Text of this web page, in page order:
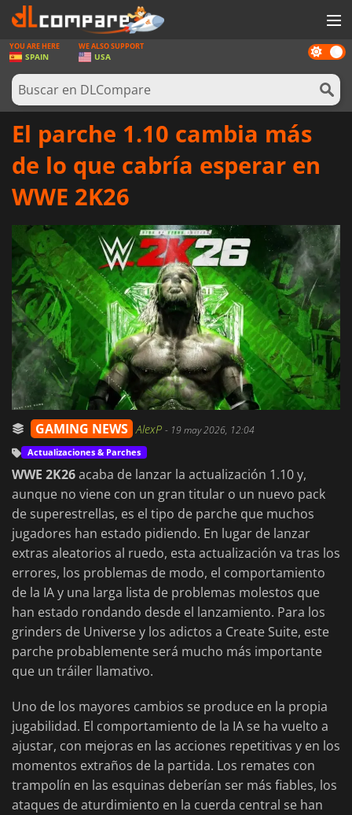
JUEGOS
TARJETAS PREPAGO
SOFTWARE
REWARDS
INICIAR SESIÓN O REGISTRARSE
Dark
mode
YOU ARE HERE
SPAIN
WE ALSO SUPPORT
USA
El parche 1.10 cambia más
de lo que cabría esperar en
WWE 2K26
GAMING NEWS AlexP - 19 may 2026, 12:04
Actualizaciones & Parches
WWE 2K26acaba de lanzar la actualización 1.10 y,
aunque no viene con un gran titular o un nuevo pack
de superestrellas, es el tipo de parche que muchos
jugadores han estado pidiendo. En lugar de lanzar
extras aleatorios al ruedo, esta actualización va tras los
errores, los problemas de modo, el comportamiento
de la IA y una larga lista de problemas molestos que
han estado rondando desde el lanzamiento. Para los
grinders de Universe y los adictos a Create Suite, este
parche probablemente será mucho más importante
que un tráiler llamativo.
Uno de los mayores cambios se produce en la propia
jugabilidad. El comportamiento de la IA se ha vuelto a
ajustar, con mejoras en las acciones repetitivas y en los
momentos extraños de la partida. Los remates con
trampolín en las esquinas deberían ser más fiables, los
ataques de aturdimiento en la cuerda central se han